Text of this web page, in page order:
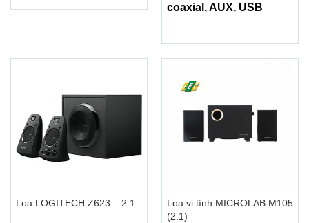
coaxial, AUX, USB
Loa LOGITECH Z623 – 2.1
Loa vi tính MICROLAB M105
(2.1)